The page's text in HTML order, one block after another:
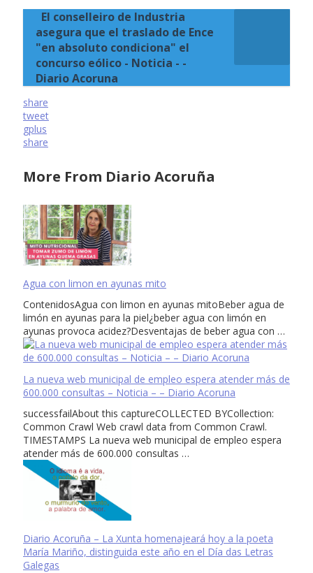
El conselleiro de Industria
asegura que el traslado de Ence
"en absoluto condiciona" el
concurso eólico - Noticia - -
Diario Acoruna
share
tweet
gplus
share
More From Diario Acoruña
Agua con limon en ayunas mito
ContenidosAgua con limon en ayunas mitoBeber agua de
limón en ayunas para la piel¿beber agua con limón en
ayunas provoca acidez?Desventajas de beber agua con …
La nueva web municipal de empleo espera atender más de
600.000 consultas – Noticia – – Diario Acoruna
successfailAbout this captureCOLLECTED BYCollection:
Common Crawl Web crawl data from Common Crawl.
TIMESTAMPS La nueva web municipal de empleo espera
atender más de 600.000 consultas …
Diario Acoruña – La Xunta homenajeará hoy a la poeta
María Mariño, distinguida este año en el Día das Letras
Galegas